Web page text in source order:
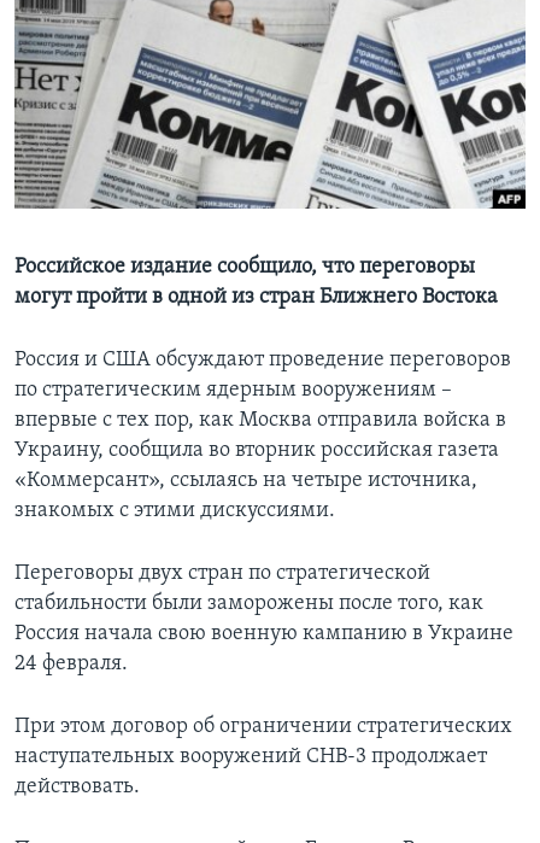
Learning English
СОЦИАЛЬНЫЕ СЕТИ
Российское издание сообщило, что переговоры
могут пройти в одной из стран Ближнего Востока
Россия и США обсуждают проведение переговоров
по стратегическим ядерным вооружениям –
впервые с тех пор, как Москва отправила войска в
Украину, сообщила во вторник российская газета
«Коммерсант», ссылаясь на четыре источника,
знакомых с этими дискуссиями.
Переговоры двух стран по стратегической
стабильности были заморожены после того, как
Россия начала свою военную кампанию в Украине
24 февраля.
При этом договор об ограничении стратегических
наступательных вооружений СНВ-3 продолжает
действовать.